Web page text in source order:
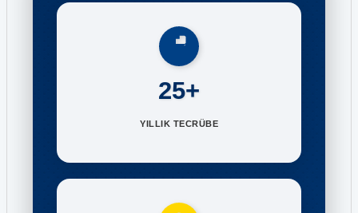
25+
YILLIK TECRÜBE